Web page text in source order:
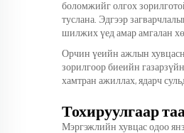
боломжийг олгох
туслана. Эдгээр
шилжих үед амар амгалан
Орчин үеийн ажлын
зорилгоор биеийн
хамтран ажиллах, ядарч
Тохируулгаар
Мэргэжлийн хувцас одоо